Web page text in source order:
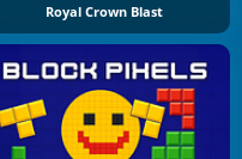
Royal Crown Blast